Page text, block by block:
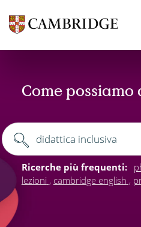
Come
Ricerche più frequenti:
lezioni
cambridge english